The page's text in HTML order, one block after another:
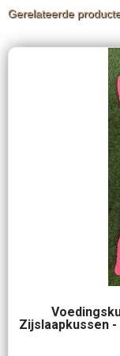
Gerelateerde
Zijslaapkussen